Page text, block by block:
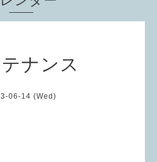
ナンス
06-14 (Wed)